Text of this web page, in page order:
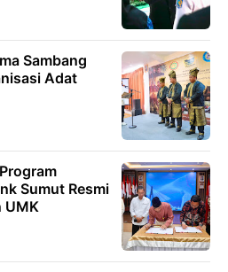
Sambang
Adat
Sumut Resmi
UMK